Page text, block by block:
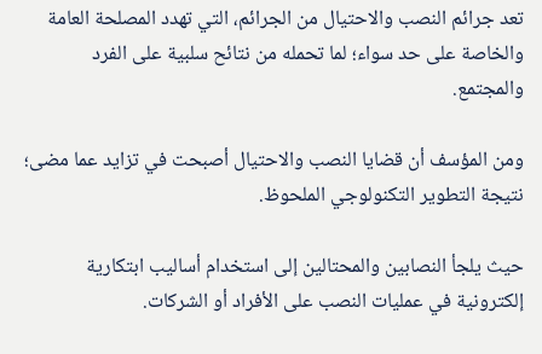
تعد جرائم النصب والاحتيال من الجرائم، التي تهدد المصلحة العامة
والخاصة على حد سواء؛ لما تحمله من نتائح سلبية على الفرد
والمجتمع.
ومن المؤسف أن قضايا النصب والاحتيال أصبحت في تزايد عما مضى؛
نتيجة التطوير التكنولوجي الملحوظ.
حيث يلجأ النصابين والمحتالين إلى استخدام أساليب ابتكارية
إلكترونية في عمليات النصب على الأفراد أو الشركات.